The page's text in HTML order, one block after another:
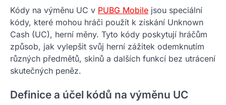
Kódy na výměnu UC v PUBG Mobile jsou speciální
kódy, které mohou hráči použít k získání Unknown
Cash (UC), herní měny. Tyto kódy poskytují hráčům
způsob, jak vylepšit svůj herní zážitek odemknutím
různých předmětů, skinů a dalších funkcí bez utrácení
skutečných peněz.
Definice a účel kódů na výměnu UC